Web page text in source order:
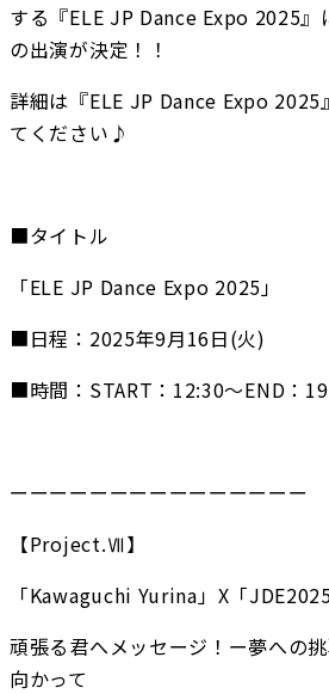
する『ELE JP Dance Expo 2025
の出演が決定！！
詳細は『ELE JP Dance Expo 2025
てください♪
■タイトル
「ELE JP Dance Expo 2025」
■日程：2025年9月16日(火)
■時間：START：12:30〜END：
ーーーーーーーーーーーーーーー
【Project.Ⅶ】
「Kawaguchi Yurina」X「JDE2025
頑張る君へメッセージ！ー夢への
向かって